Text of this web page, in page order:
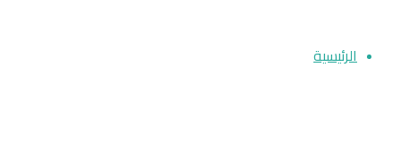
الرئيسية